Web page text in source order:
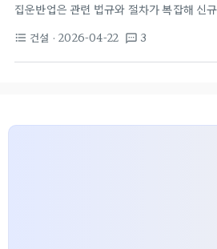
집운반업은 관련 법규와 절차가 복잡해 신
정보와 준비만 있다면 충분히 도전해 볼 만한
니다. 단순히 차량 몇 대만 있으면 되는 것
format_list_bulleted 건설 · 2026-04-22 textsms 3